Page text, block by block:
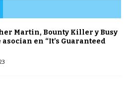
Martin, Bounty Killer y Busy
en “It’s Guaranteed